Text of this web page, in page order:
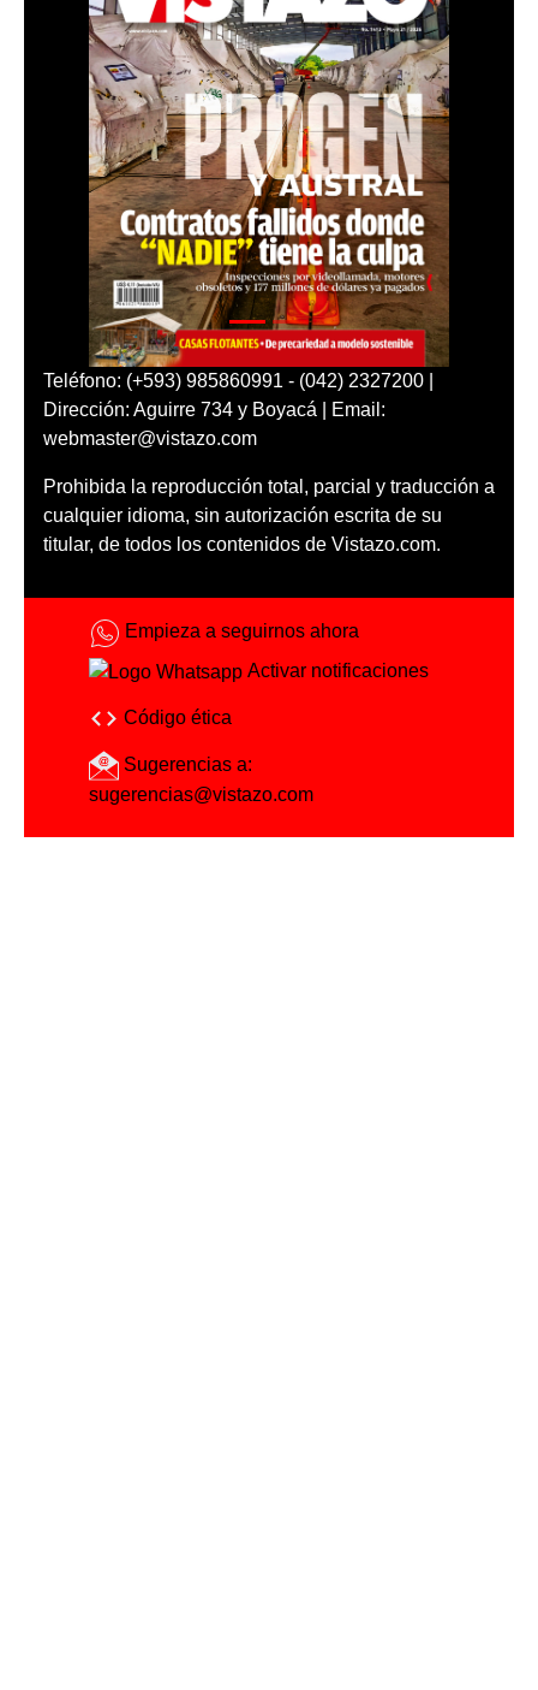
Teléfono: (+593) 985860991 - (042) 2327200 |
Dirección: Aguirre 734 y Boyacá | Email:
webmaster@vistazo.com
Prohibida la reproducción total, parcial y traducción a
cualquier idioma, sin autorización escrita de su
titular, de todos los contenidos de Vistazo.com.
Empieza a seguirnos ahora
Activar notificaciones
Código ética
Sugerencias a:
sugerencias@vistazo.com